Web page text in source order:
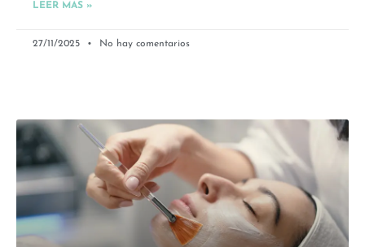
LEER MÁS »
27/11/2025 No hay comentarios